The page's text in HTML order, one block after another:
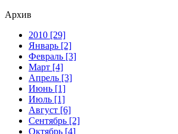
Архив
2010 [29]
Январь [2]
Февраль [3]
Март [4]
Апрель [3]
Июнь [1]
Июль [1]
Август [6]
Сентябрь [2]
Октябрь [4]